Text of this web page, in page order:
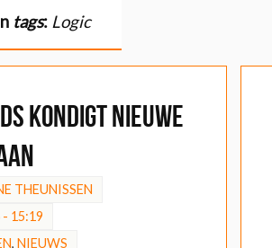
tags: Logic
kondigt nieuwe
THEUNISSEN
15:19
, NIEUWS